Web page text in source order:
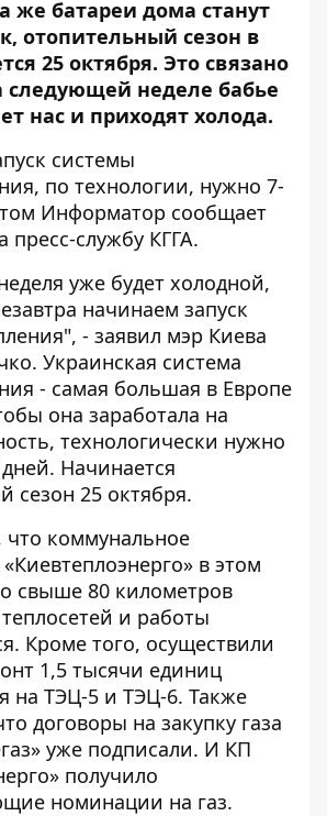
же батареи дома станут
отопительный сезон в
25 октября. Это связано
следующей неделе бабье
нас и приходят холода.
системы
по технологии, нужно 7-
Информатор сообщает
пресс-службу КГГА.
уже будет холодной,
начинаем запуск
- заявил мэр Киева
Украинская система
- самая большая в Европе
она заработала на
технологически нужно
Начинается
сезон 25 октября.
коммунальное
в этом
свыше 80 километров
и работы
Кроме того, осуществили
1,5 тысячи единиц
на ТЭЦ-5 и ТЭЦ-6. Также
договоры на закупку газа
уже подписали. И КП
получило
номинации на газ.